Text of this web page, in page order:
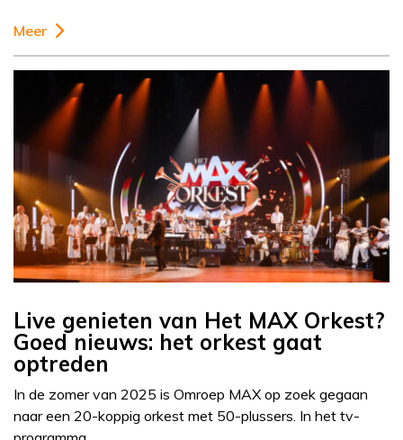
Meer
Live genieten van Het MAX Orkest?
Goed nieuws: het orkest gaat
optreden
In de zomer van 2025 is Omroep MAX op zoek gegaan
naar een 20-koppig orkest met 50-plussers. In het tv-